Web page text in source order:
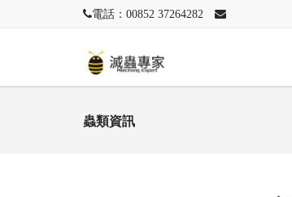
電話：00852 37264282
蟲類資訊